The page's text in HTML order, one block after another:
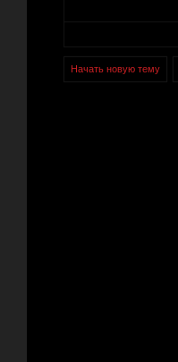
Начать новую тему